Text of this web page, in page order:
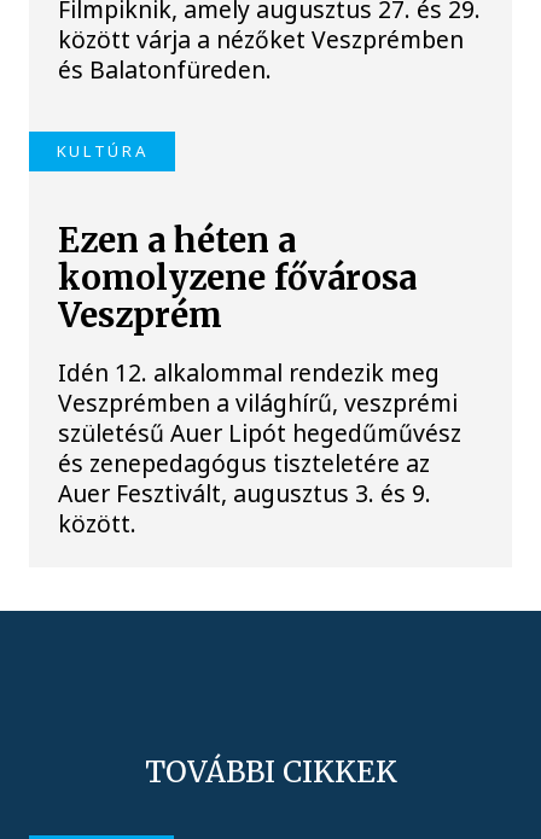
Filmpiknik, amely augusztus 27. és 29.
között várja a nézőket Veszprémben
és Balatonfüreden.
KULTÚRA
Ezen a héten a
komolyzene fővárosa
Veszprém
Idén 12. alkalommal rendezik meg
Veszprémben a világhírű, veszprémi
születésű Auer Lipót hegedűművész
és zenepedagógus tiszteletére az
Auer Fesztivált, augusztus 3. és 9.
között.
TOVÁBBI CIKKEK